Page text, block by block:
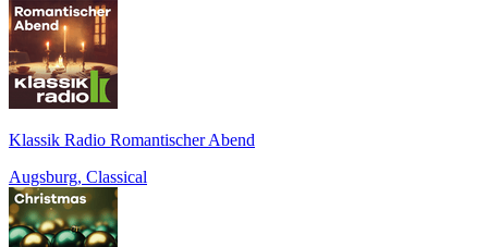
Klassik Radio Romantischer Abend
Augsburg, Classical